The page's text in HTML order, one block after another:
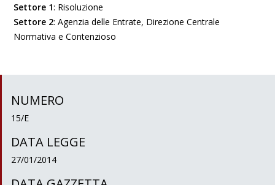
Settore 1: Risoluzione
Settore 2:Agenzia delle Entrate, Direzione Centrale
Normativa e Contenzioso
NUMERO
15/E
DATA LEGGE
27/01/2014